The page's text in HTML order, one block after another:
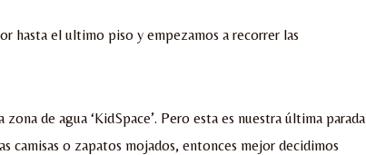
hasta el ultimo piso y empezamos a recorrer las
de agua ‘KidSpace’. Pero esta es nuestra última parada
camisas o zapatos mojados, entonces mejor decidimos